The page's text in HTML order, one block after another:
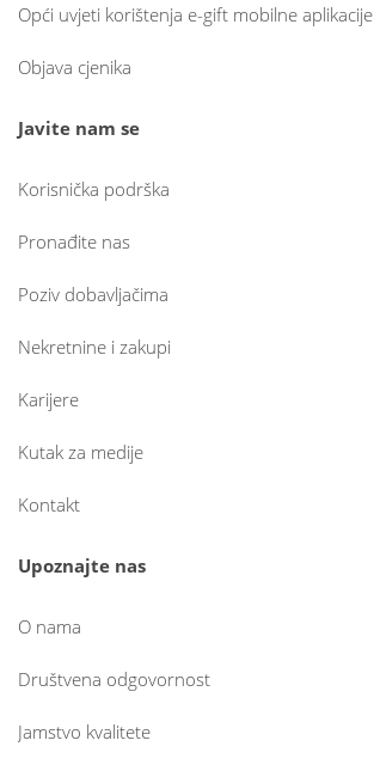
Opći uvjeti korištenja e-gift mobilne aplikacije
Objava cjenika
Javite nam se
Korisnička podrška
Pronađite nas
Poziv dobavljačima
Nekretnine i zakupi
Karijere
Kutak za medije
Kontakt
Upoznajte nas
O nama
Društvena odgovornost
Jamstvo kvalitete